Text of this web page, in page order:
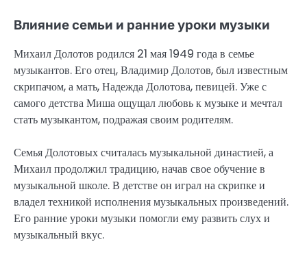
Влияние семьи и ранние уроки музыки
Михаил Долотов родился 21 мая 1949 года в семье
музыкантов. Его отец, Владимир Долотов, был известным
скрипачом, а мать, Надежда Долотова, певицей. Уже с
самого детства Миша ощущал любовь к музыке и мечтал
стать музыкантом, подражая своим родителям.
Семья Долотовых считалась музыкальной династией, а
Михаил продолжил традицию, начав свое обучение в
музыкальной школе. В детстве он играл на скрипке и
владел техникой исполнения музыкальных произведений.
Его ранние уроки музыки помогли ему развить слух и
музыкальный вкус.